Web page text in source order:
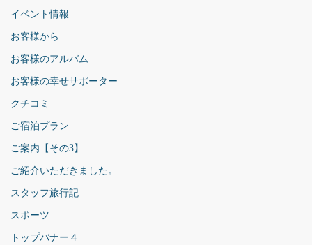
イベント情報
お客様から
お客様のアルバム
お客様の幸せサポーター
クチコミ
ご宿泊プラン
ご案内【その3】
ご紹介いただきました。
スタッフ旅行記
スポーツ
トップバナー４